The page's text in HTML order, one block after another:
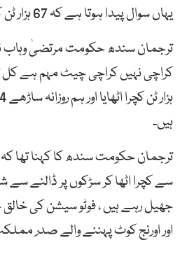
یہاں سوال پیدا ہوتا ہے کہ 67 ہزار ٹن کچرا کہاں گیا؟
ترجمان سندھ حکومت مرتضیٰ وہاب
کراچی نہیں کراچی چیٹ مہم ہے
ہیں۔
ترجمان حکومت سندھ کا کہنا تھا کہ
سے کچرا اٹھا کر سڑکوں پر ڈالنے
جھیل رہے ہیں ، فوٹو سیشن کی
اور اورنج کوٹ پہننے والے صدر